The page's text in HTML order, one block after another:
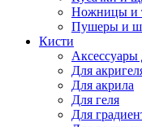
Ножницы и
Пушеры и
Кисти
Аксессуары
Для
Для акрила
Для геля
Для